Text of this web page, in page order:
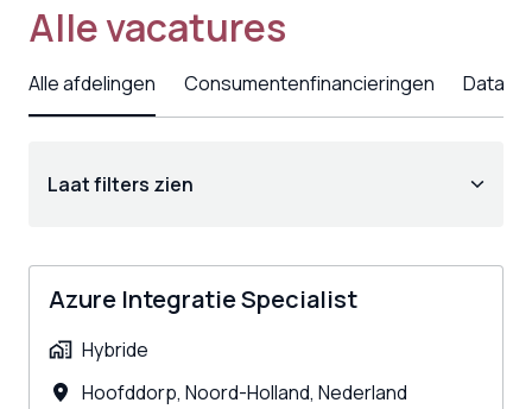
Alle vacatures
Alle afdelingen Consumentenfinancieringen Data &
Laat filters zien
Azure Integratie Specialist
Hybride
Hoofddorp, Noord-Holland, Nederland